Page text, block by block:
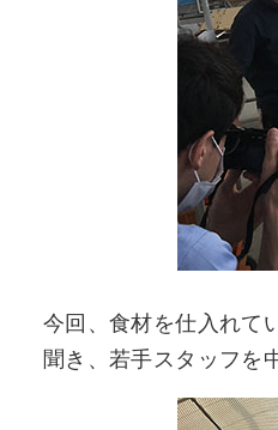
今回、食材を仕入れて
聞き、若手スタッフを